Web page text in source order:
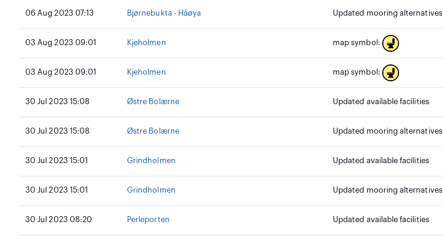
06 Aug 2023 07:13 Bjørnebukta - Håøya Updated mooring alternatives
03 Aug 2023 09:01 Kjeholmen map symbol:
03 Aug 2023 09:01 Kjeholmen map symbol:
30 Jul 2023 15:08 Østre Bolærne Updated available facilities
30 Jul 2023 15:08 Østre Bolærne Updated mooring alternatives
30 Jul 2023 15:01 Grindholmen Updated available facilities
30 Jul 2023 15:01 Grindholmen Updated mooring alternatives
30 Jul 2023 08:20 Perleporten Updated available facilities